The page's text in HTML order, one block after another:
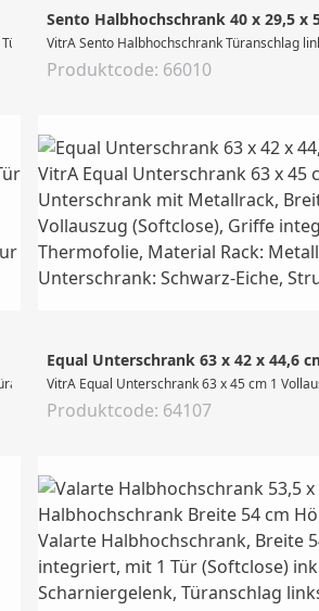
(Softclose), Türanschlag: rechts, integrierte
Sento Halbhochschrank 40 x 29,5 x
VitrA Sento Halbhochschrank Türanschlag
Produktcode: 66010
rechts, integrierte Griffmulde, 1
Equal Unterschrank 63 x 42 x 44,6
VitrA Equal Unterschrank 63 x 45 cm 1
Produktcode: 64107